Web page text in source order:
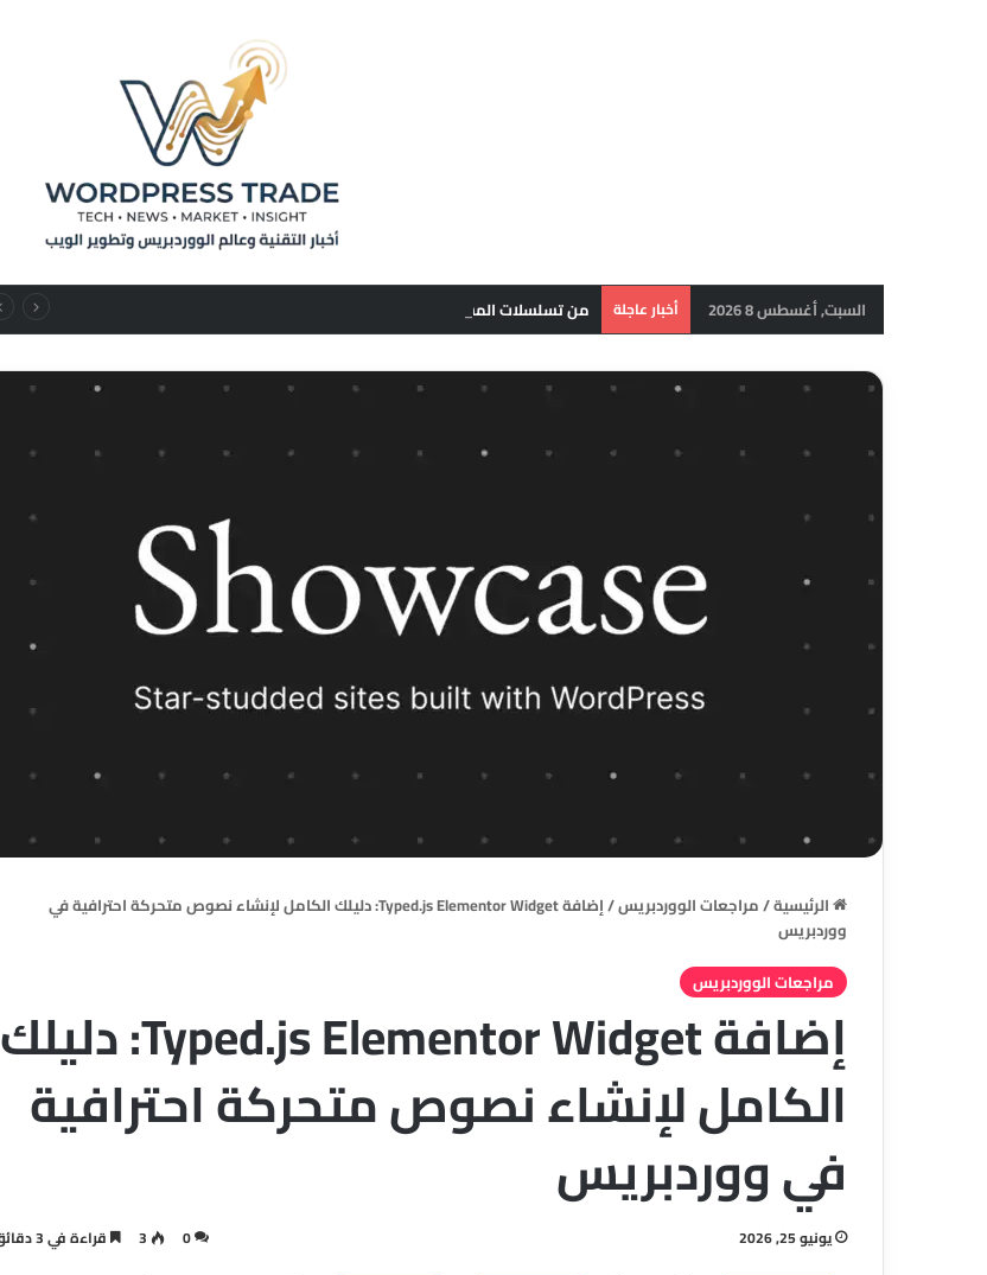
السبت, أغسطس 8 2026 أخبار عاجلة
الرئيسية/مراجعات الووردبريس/
إضافة Typed.js Elementor Widget: دليلك الكامل لإنشاء نصوص متحركة احترافية في
ووردبريس
مراجعات الووردبريس
إضافة Typed.js Elementor Widget: دليلك
الكامل لإنشاء نصوص متحركة احترافية
في ووردبريس
يونيو 25, 2026 0
3 قراءة في 3 دقائق